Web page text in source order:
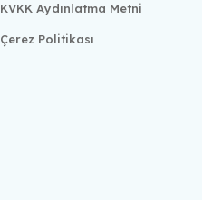
KVKK Aydınlatma Metni
Çerez Politikası